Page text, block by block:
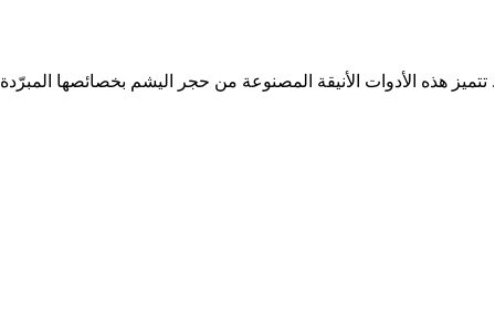
هذه الأدوات الأنيقة المصنوعة من حجر اليشم بخصائصها